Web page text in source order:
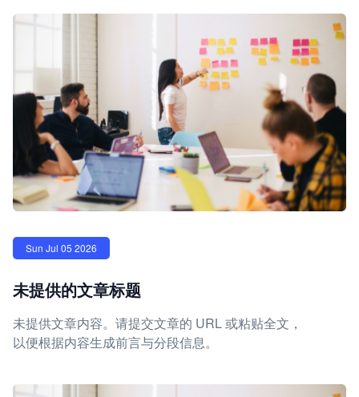
Sun Jul 05 2026
未提供的文章标题
未提供文章内容。请提交文章的 URL 或粘贴全文，
以便根据内容生成前言与分段信息。